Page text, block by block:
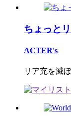
ちょっと
ACTER's
リア充を滅